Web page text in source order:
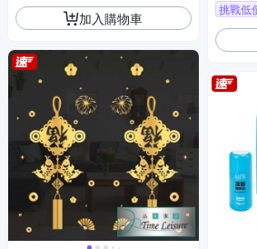
加入購物車 挑戰低